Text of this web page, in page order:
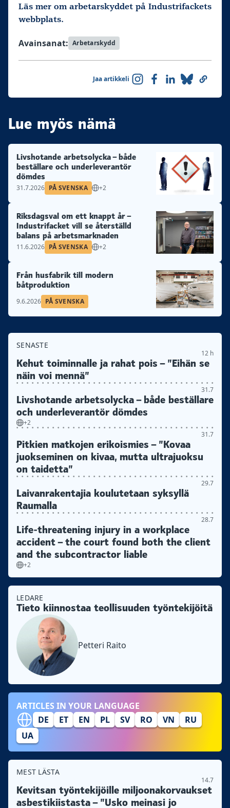
Läs mer om arbetarskyddet på Industrifackets
webbplats.
Avainsanat: Arbetarskydd
Jaa artikkeli
Lue myös nämä
Livshotande arbetsolycka – både
beställare och underleverantör
dömdes
31.7.2026 PÅ SVENSKA +2
Riksdagsval om ett knappt år –
Industrifacket vill se återställd
balans på arbetsmarknaden
11.6.2026 PÅ SVENSKA +2
Från husfabrik till modern
båtproduktion
9.6.2026 PÅ SVENSKA
SENASTE
12 h
Kehut toiminnalle ja rahat pois – ”Eihän se
näin voi mennä”
31.7
Livshotande arbetsolycka – både beställare
och underleverantör dömdes
+2
31.7
Pitkien matkojen erikoismies – ”Kovaa
juokseminen on kivaa, mutta ultrajuoksu
on taidetta”
29.7
Laivanrakentajia koulutetaan syksyllä
Raumalla
28.7
Life-threatening injury in a workplace
accident – the court found both the client
and the subcontractor liable
+2
LEDARE
Tieto kiinnostaa teollisuuden työntekijöitä
Petteri Raito
ARTICLES IN YOUR LANGUAGE
DE
ET EN PL SV RO VN
RU
UA
MEST LÄSTA
14.7
Kevitsan työntekijöille miljoonakorvaukset
asbestikiistasta – ”Usko meinasi jo